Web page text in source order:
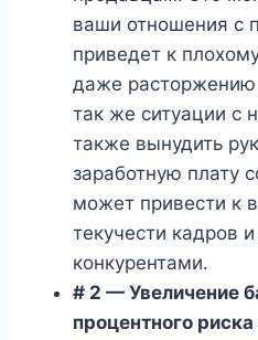
ваши отношения с
приведет к
даже расторжению
так же ситуации с
также вынудить
заработную плату
может привести к
текучести кадров
конкурентами.
# 2 — Увеличение
процентного